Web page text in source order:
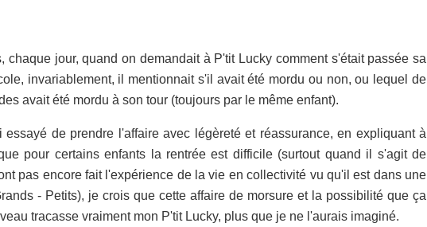
chaque jour, quand on demandait à P'tit Lucky comment s'était passée sa
invariablement, il mentionnait s'il avait été mordu ou non, ou lequel de
avait été mordu à son tour (toujours par le même enfant).
essayé de prendre l'affaire avec légèreté et réassurance, en expliquant à
pour certains enfants la rentrée est difficile (surtout quand il s'agit de
pas encore fait l'expérience de la vie en collectivité vu qu'il est dans une
- Petits), je crois que cette affaire de morsure et la possibilité que ça
tracasse vraiment mon P'tit Lucky, plus que je ne l'aurais imaginé.